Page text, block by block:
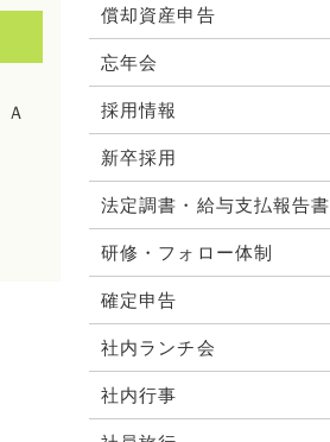
償却資産申告
忘年会
採用情報
新卒採用
法定調書・給与支払報告書
研修・フォロー体制
確定申告
社内ランチ会
社内行事